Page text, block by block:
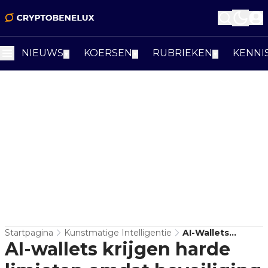
NIEUWS KOERSEN RUBRIEKEN
Startpagina Kunstmatige Intelligentie
AI-Wallets
Krijgen Harde
Limieten Omdat
AI-wallets krijgen harde